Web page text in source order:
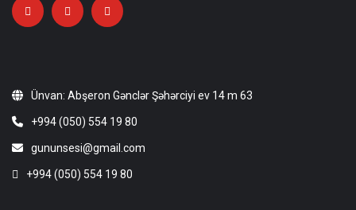
Ünvan: Abşeron Gənclər Şəhərciyi ev 14 m 63
+994 (050) 554 19 80
gununsesi@gmail.com
+994 (050) 554 19 80